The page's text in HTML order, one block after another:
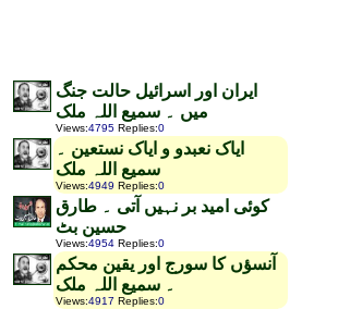
ایران اور اسرائیل حالت جنگ
میں ۔ سمیع اللہ ملک
Views:4795 Replies:0
ایاک نعبدو و ایاک نستعین ۔
سمیع اللہ ملک
Views:4949 Replies:0
کوئی امید بر نہیں آتی ۔ طارق
حسین بٹ
Views:4954 Replies:0
آنسؤں کا سورج اور یقین محکم
۔ سمیع اللہ ملک
Views:4917 Replies:0